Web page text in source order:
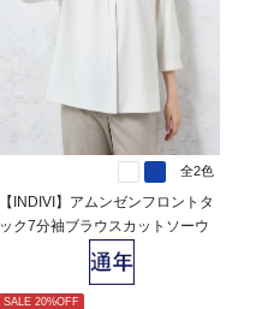
全2色
【INDIVI】アムンゼンフロントタ
ック7分袖ブラウスカットソーウ
ォッシャブル通年【レディース】
SALE 20%OFF